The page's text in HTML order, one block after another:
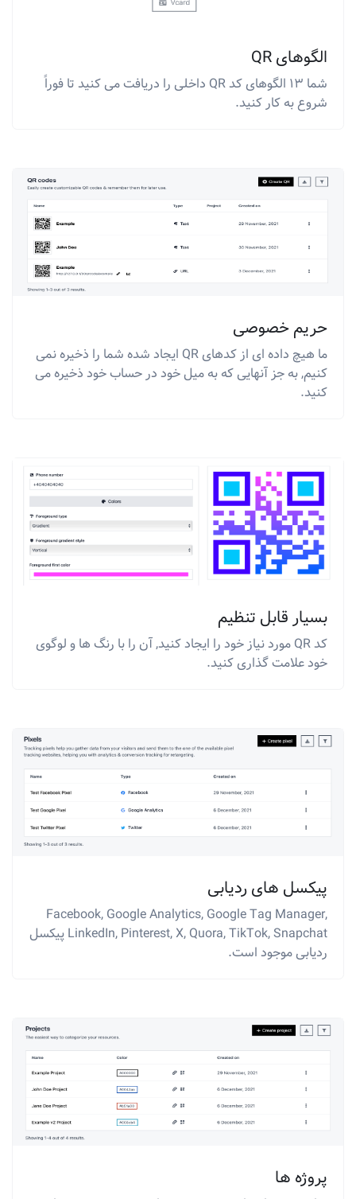
الگوهای QR
شما 13 الگوهای کد QR داخلی را دریافت می کنید تا فوراً
شروع به کار کنید.
حریم خصوصی
ما هیچ داده ای از کدهای QR ایجاد شده شما را ذخیره نمی
کنیم, به جز آنهایی که به میل خود در حساب خود ذخیره می
کنید.
بسیار قابل تنظیم
کد QR مورد نیاز خود را ایجاد کنید, آن را با رنگ ها و لوگوی
خود علامت گذاری کنید.
پیکسل های ردیابی
Facebook, Google Analytics, Google Tag Manager,
LinkedIn, Pinterest, X, Quora, TikTok, Snapchat پیکسل
ردیابی موجود است.
پروژه ها